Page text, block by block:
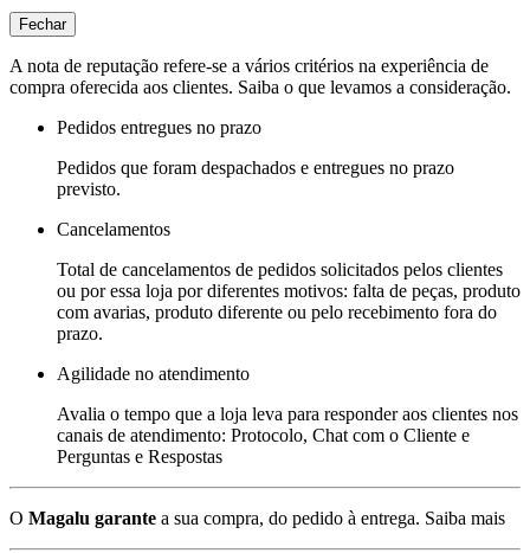
Fechar
A nota de reputação refere-se a vários critérios na experiência de
compra oferecida aos clientes. Saiba o que levamos a consideração.
Pedidos entregues no prazo
Pedidos que foram despachados e entregues no prazo
previsto.
Cancelamentos
Total de cancelamentos de pedidos solicitados pelos clientes
ou por essa loja por diferentes motivos: falta de peças, produto
com avarias, produto diferente ou pelo recebimento fora do
prazo.
Agilidade no atendimento
Avalia o tempo que a loja leva para responder aos clientes nos
canais de atendimento: Protocolo, Chat com o Cliente e
Perguntas e Respostas
O Magalu garante a sua compra, do pedido à entrega. Saiba mais